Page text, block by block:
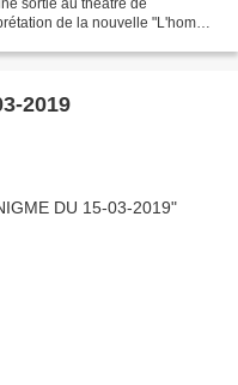
sortie au théâtre de
de la nouvelle "L'homme
2019